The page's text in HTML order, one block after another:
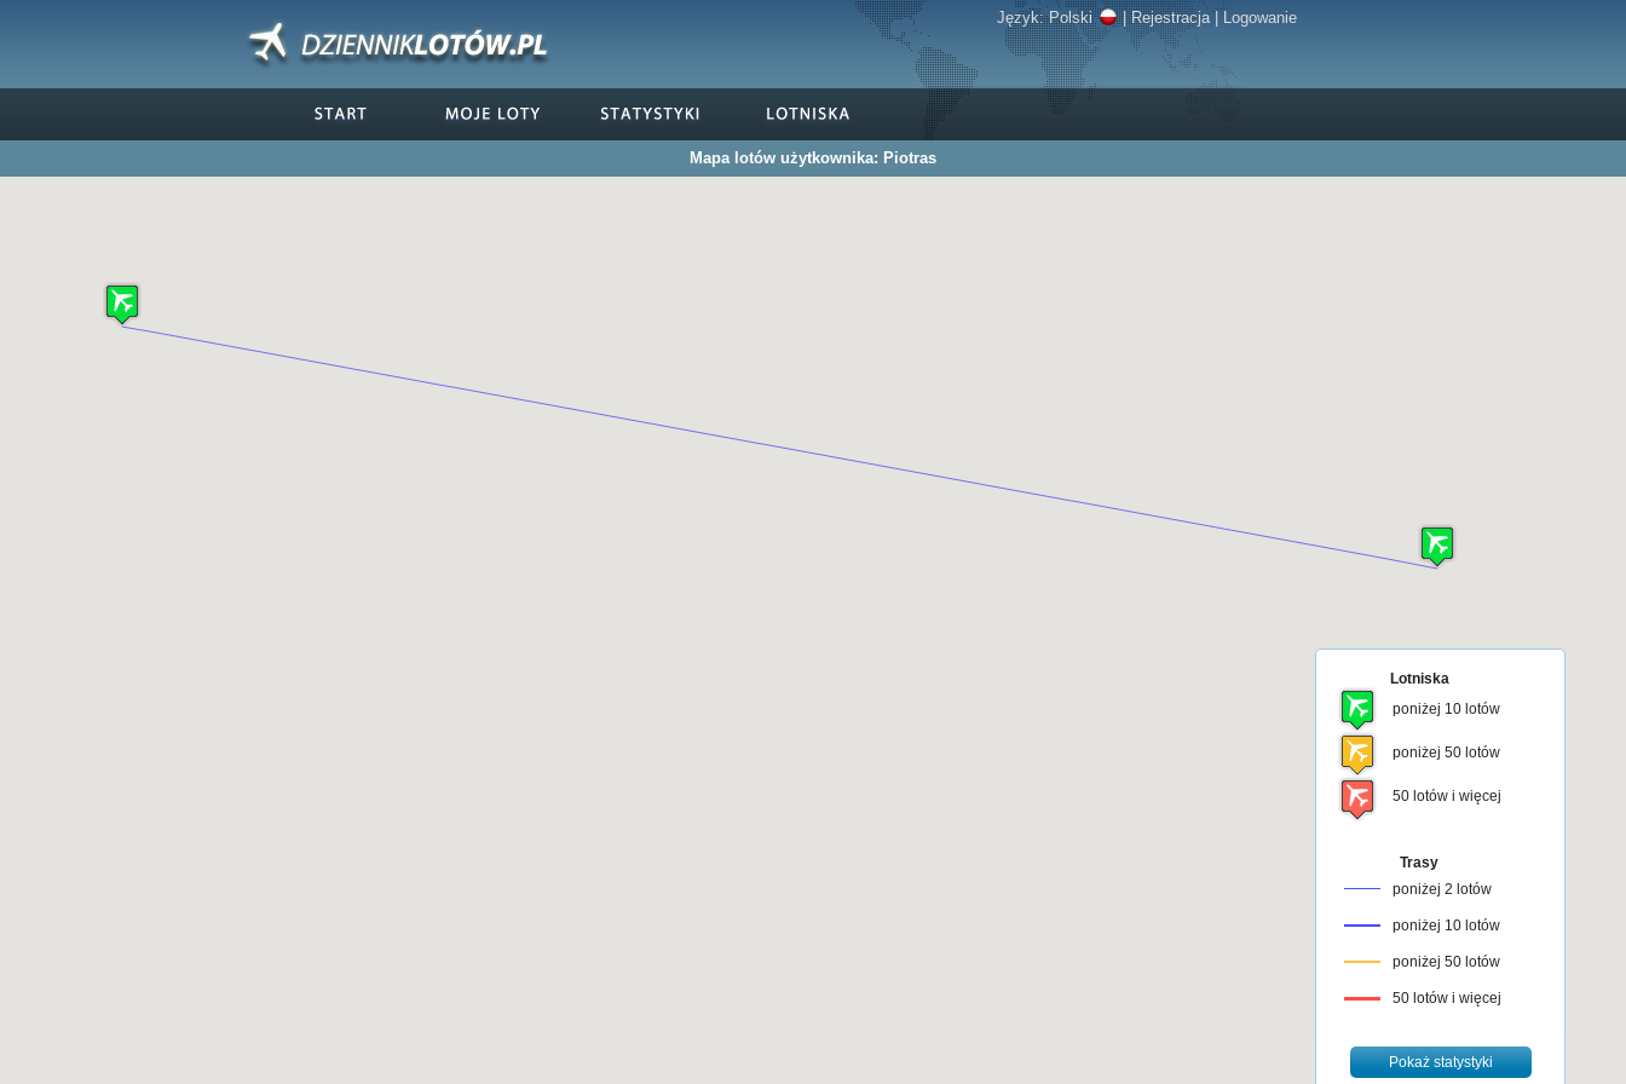
Język:Polski |Rejestracja| Logowanie
Mapa lotów użytkownika: Piotras
Lotniska
poniżej 10 lotów
poniżej 50 lotów
50 lotów i więcej
Trasy
poniżej 2 lotów
poniżej 10 lotów
poniżej 50 lotów
50 lotów i więcej
Pokaż statystyki